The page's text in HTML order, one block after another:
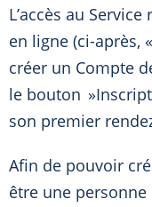
L’accès au
en ligne (ci-après,
créer un Compte
le bouton
son premier
Afin de pouvoir
être une personne